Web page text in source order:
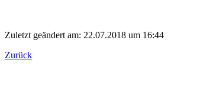
Zuletzt geändert am: 22.07.2018 um 16:44
Zurück